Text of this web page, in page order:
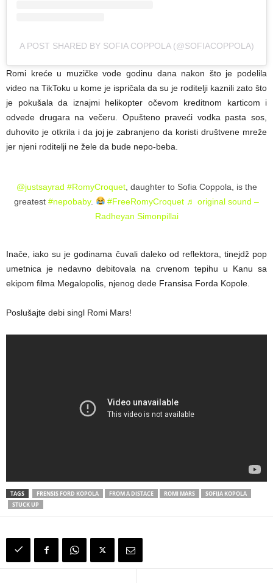
A POST SHARED BY SOFIA COPPOLA (@SOFIACOPPOLA)
Romi kreće u muzičke vode godinu dana nakon što je podelila
video na TikToku u kome je ispričala da su je roditelji kaznili zato što
je pokušala da iznajmi helikopter očevom kreditnom karticom i
odvede drugara na večeru. Opušteno praveći vodka pasta sos,
duhovito je otkrila i da joj je zabranjeno da koristi društvene mreže
jer njeni roditelji ne žele da bude nepo-beba.
@justsayrad #RomyCroquet, daughter to Sofia Coppola, is the
greatest #nepobaby. #FreeRomyCroquet ♬ original sound –
Radheyan Simonpillai
Inače, iako su je godinama čuvali daleko od reflektora, tinejdž pop
umetnica je nedavno debitovala na crvenom tepihu u Kanu sa
ekipom filma Megalopolis, njenog dede Fransisa Forda Kopole.
Poslušajte debi singl Romi Mars!
TAGS FRENSIS FORD KOPOLA FROM A DISTACE ROMI MARS
SOFIJA KOPOLA
STUCK UP